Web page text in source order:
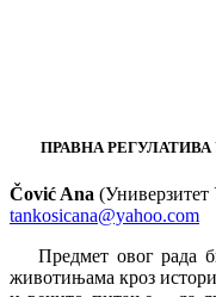
ПРАВНА
Čović Ana (Универзитет
tankosicana@yahoo.com
Предмет овог рада
животињама кроз